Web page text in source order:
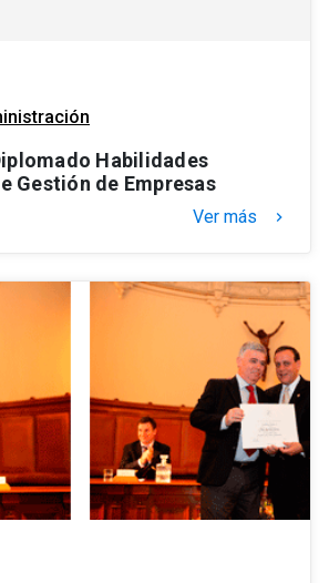
Habilidades
Gestión de Empresas
Ver más keyboard_arrow_right